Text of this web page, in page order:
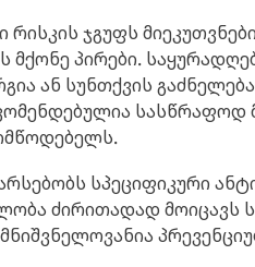
ჯგუფს
მქონე პირები.
ან სუნთქვის
სპეციფიკური
ძირითადად მოიცავს